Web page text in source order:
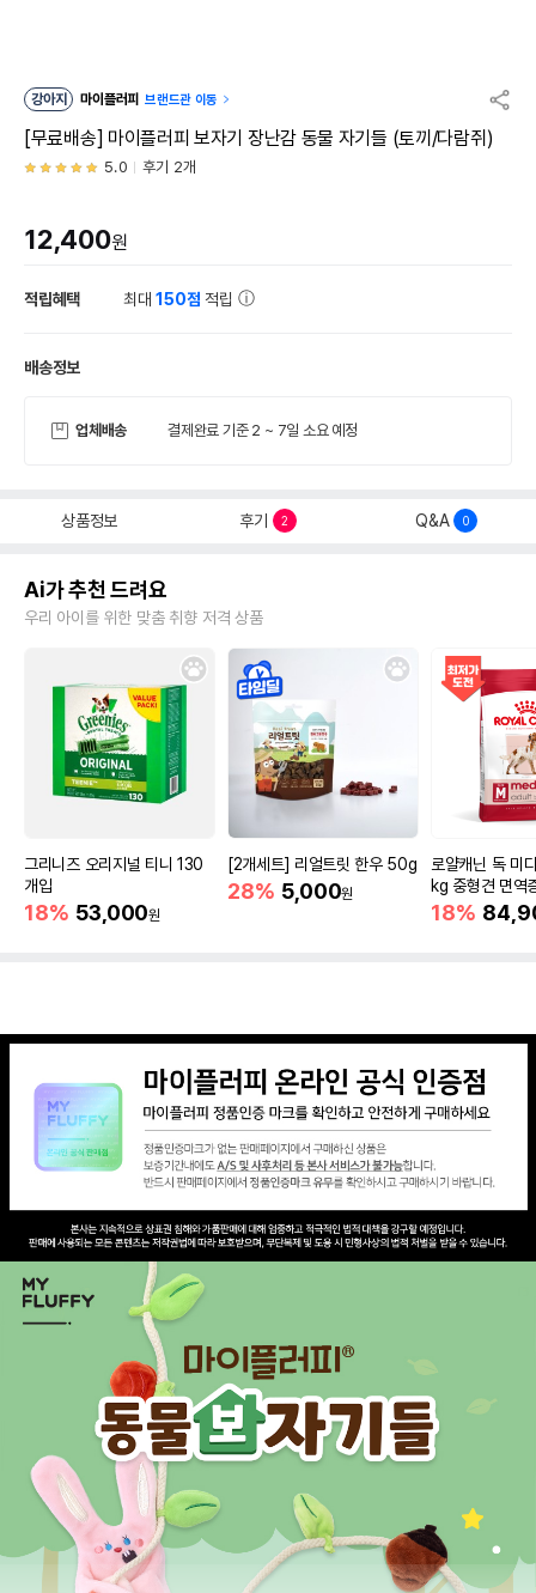
강아지 마이플러피 브랜드관 이동
[무료배송] 마이플러피 보자기 장난감 동물 자기들 (토끼/다람쥐)
5.0 후기 2개
12,400원
적립혜택 최대150점 적립
배송정보
업체배송 결제완료 기준 2 ~ 7일 소요 예정
상품정보 후기 2 Q&A 0
Ai가 추천 드려요
우리 아이를 위한 맞춤 취향 저격 상품
그리니즈 오리지널 티니 130
개입
18% 53,000원
[2개세트] 리얼트릿 한우 50g
28% 5,000원
로얄캐닌 독 미
kg 중형견 면역
18%